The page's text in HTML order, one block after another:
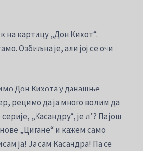
на картицу „Дон Кихот“.
Озбиљна је, али јој се очи
Дон Кихота у данашње
рецимо да ја много волим да
„Касандру“, је л’? Па још
„Цигане“ и кажем само
ја! Ја сам Касандра! Па се